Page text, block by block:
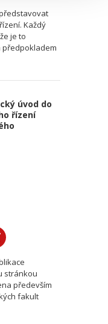
Každý
je to
předpokladem
úvod do
řízení
stránkou
především
fakult